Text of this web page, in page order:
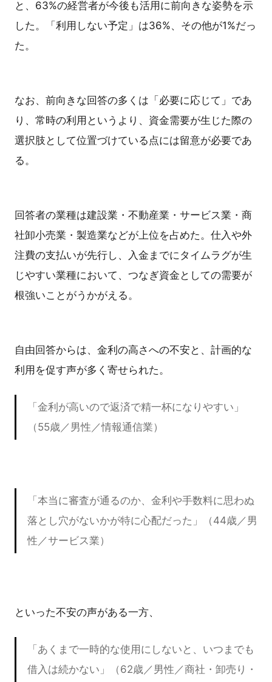
と、63%の経営者が今後も活用に前向きな姿勢を示
した。「利用しない予定」は36%、その他が1%だっ
た。
なお、前向きな回答の多くは「必要に応じて」であ
り、常時の利用というより、資金需要が生じた際の
選択肢として位置づけている点には留意が必要であ
る。
回答者の業種は建設業・不動産業・サービス業・商
社卸小売業・製造業などが上位を占めた。仕入や外
注費の支払いが先行し、入金までにタイムラグが生
じやすい業種において、つなぎ資金としての需要が
根強いことがうかがえる。
自由回答からは、金利の高さへの不安と、計画的な
利用を促す声が多く寄せられた。
「金利が高いので返済で精一杯になりやすい」
（55歳／男性／情報通信業）
「本当に審査が通るのか、金利や手数料に思わぬ
落とし穴がないかが特に心配だった」（44歳／男
性／サービス業）
といった不安の声がある一方、
「あくまで一時的な使用にしないと、いつまでも
借入は続かない」（62歳／男性／商社・卸売り・